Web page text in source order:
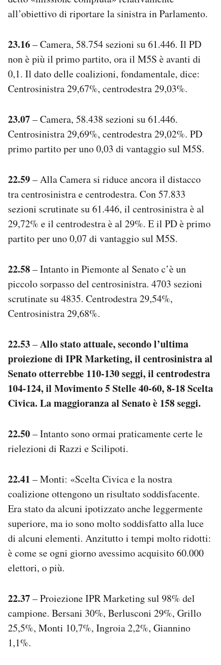
all’obiettivo di riportare la sinistra in Parlamento.
23.16– Camera, 58.754 sezioni su 61.446. Il PD
non è più il primo partito, ora il M5S è avanti di
0,1. Il dato delle coalizioni, fondamentale, dice:
Centrosinistra 29,67%, centrodestra 29,03%.
23.07– Camera, 58.438 sezioni su 61.446.
Centrosinistra 29,69%, centrodestra 29,02%. PD
primo partito per uno 0,03 di vantaggio sul M5S.
22.59– Alla Camera si riduce ancora il distacco
tra centrosinistra e centrodestra. Con 57.833
sezioni scrutinate su 61.446, il centrosinistra è al
29,72% e il centrodestra è al 29%. E il PD è primo
partito per uno 0,07 di vantaggio sul M5S.
22.58– Intanto in Piemonte al Senato c’è un
piccolo sorpasso del centrosinistra. 4703 sezioni
scrutinate su 4835. Centrodestra 29,54%,
Centrosinistra 29,68%.
22.53–Allo stato attuale, secondo l’ultima
proiezione di IPR Marketing, il centrosinistra al
Senato otterrebbe 110-130 seggi, il centrodestra
104-124, il Movimento 5 Stelle 40-60, 8-18 Scelta
Civica. La maggioranza al Senato è 158 seggi.
22.50– Intanto sono ormai praticamente certe le
rielezioni di Razzi e Scilipoti.
22.41 – Monti: «Scelta Civica e la nostra
coalizione ottengono un risultato soddisfacente.
Era stato da alcuni ipotizzato anche leggermente
superiore, ma io sono molto soddisfatto alla luce
di alcuni elementi. Anzitutto i tempi molto ridotti:
è come se ogni giorno avessimo acquisito 60.000
elettori, o più.
22.37– Proiezione IPR Marketing sul 98% del
campione. Bersani 30%, Berlusconi 29%, Grillo
25,5%, Monti 10,7%, Ingroia 2,2%, Giannino
1,1%.